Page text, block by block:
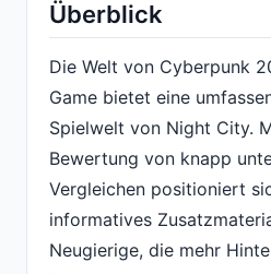
Überblick
Die Welt von Cyberpunk
Game bietet eine
Spielwelt von Night City.
Bewertung von knapp
Vergleichen positioniert
informatives
Neugierige, die mehr